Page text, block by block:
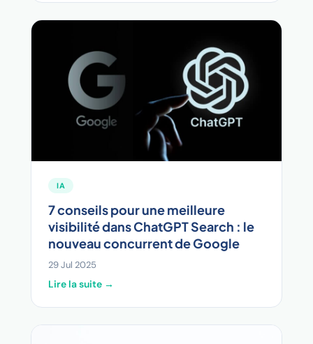
IA
7 conseils pour une meilleure
visibilité dans ChatGPT Search : le
nouveau concurrent de Google
29 Jul 2025
Lire la suite →